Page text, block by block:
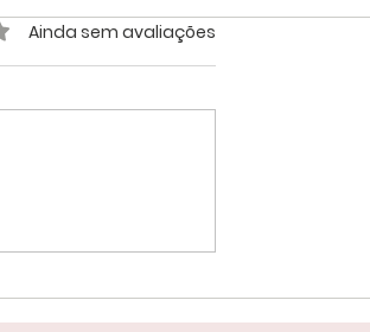
0 de 5 estrelas.
Ainda sem avaliações